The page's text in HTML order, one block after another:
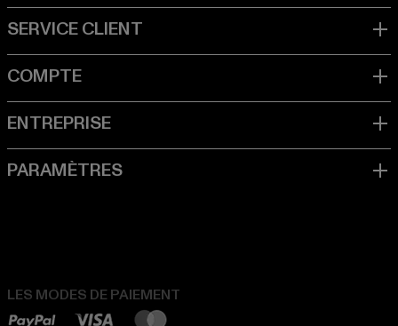
LES MODES DE PAIEMENT